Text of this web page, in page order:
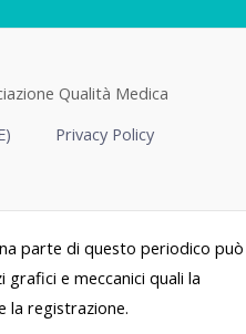
Qualità Medica
Privacy Policy
parte di questo periodico può
e meccanici quali la
la registrazione.